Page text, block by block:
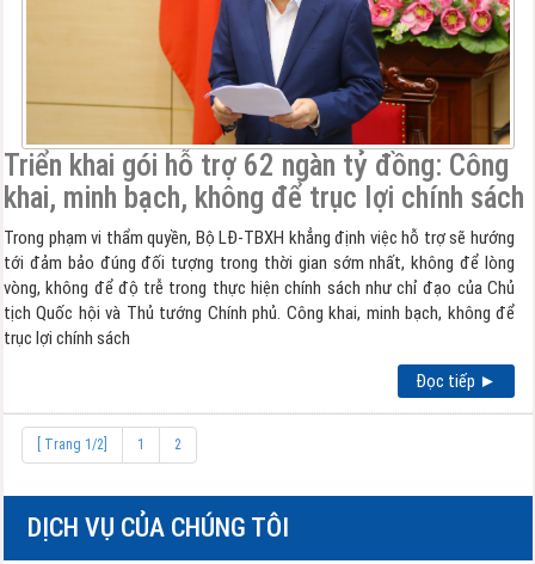
Triển khai gói hỗ trợ 62 ngàn tỷ đồng: Công
khai, minh bạch, không để trục lợi chính sách
Trong phạm vi thẩm quyền, Bộ LĐ-TBXH khẳng định việc hỗ trợ sẽ hướng
tới đảm bảo đúng đối tượng trong thời gian sớm nhất, không để lòng
vòng, không để độ trễ trong thực hiện chính sách như chỉ đạo của Chủ
tịch Quốc hội và Thủ tướng Chính phủ. Công khai, minh bạch, không để
trục lợi chính sách
Đọc tiếp ►
[ Trang 1/2] 1 2
DỊCH VỤ CỦA CHÚNG TÔI